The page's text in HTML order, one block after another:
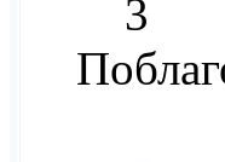
3